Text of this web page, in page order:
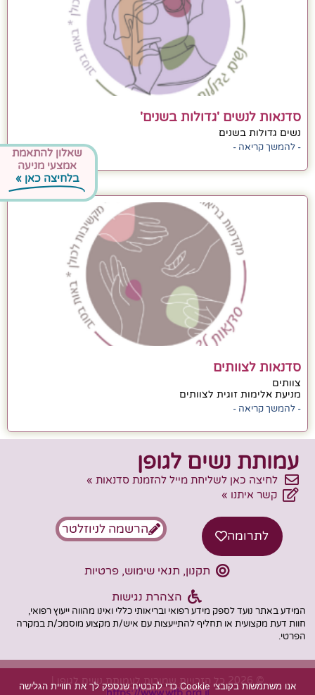
סדנאות לנשים 'גדולות בשנים'
נשים גדולות בשנים
- להמשך קריאה -
סדנאות לצוותים
צוותים
מניעת אלימות זוגית לצוותים
- להמשך קריאה -
עמותת נשים לגופן
לחיצה כאן לשליחת מייל להזמנת סדנאות »
קשר איתנו »
לתרומה הרשמה לניוזלטר
תקנון, תנאי שימוש, פרטיות
הצהרת נגישות
המידע באתר נועד לספק מידע רפואי ובריאותי כללי ואינו מהווה ייעוץ רפואי,
חוות דעת מקצועית או תחליף להתייעצות עם איש/ת מקצוע מוסמכ/ת במקרה
הפרטי.
שאלון להתאמת
אמצעי מניעה
בלחיצה כאן »
© 2026 כל הזכויות שמורות לעמותת נשים לגופן |
אנו משתמשות בקובצי Cookie כדי להבטיח שנספק לך את חוויית הגלישה